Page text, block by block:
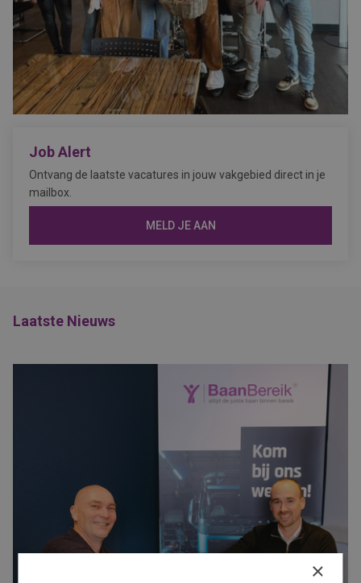
Job Alert
Ontvang de laatste vacatures in jouw vakgebied direct in je
mailbox.
MELD JE AAN
Laatste Nieuws
×